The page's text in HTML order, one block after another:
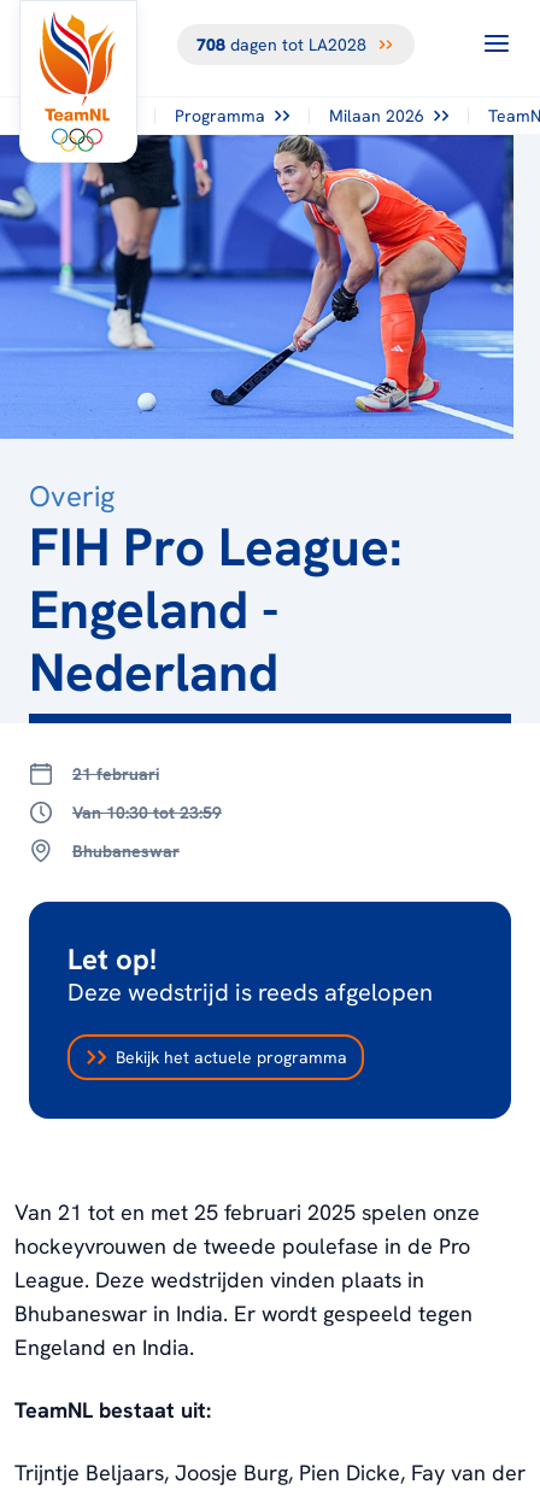
708dagen tot LA2028
Programma Milaan 2026
Overig
FIH Pro League:
Engeland -
Nederland
21 februari
Van 10:30 tot 23:59
Bhubaneswar
Let op!
Deze wedstrijd is reeds afgelopen
Bekijk het actuele programma
TERUG NAAR
OVERZICHT
Van 21 tot en met 25 februari 2025 spelen onze
hockeyvrouwen de tweede poulefase in de Pro
League. Deze wedstrijden vinden plaats in
Bhubaneswar in India. Er wordt gespeeld tegen
Engeland en India.
TeamNL bestaat uit:
Trijntje Beljaars, Joosje Burg, Pien Dicke, Fay van der